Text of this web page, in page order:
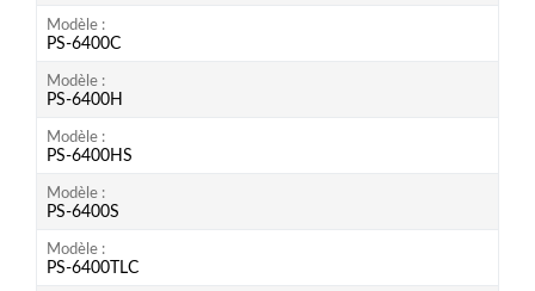
Modèle
PS-6400C
Modèle
PS-6400H
Modèle
PS-6400HS
Modèle
PS-6400S
Modèle
PS-6400TLC